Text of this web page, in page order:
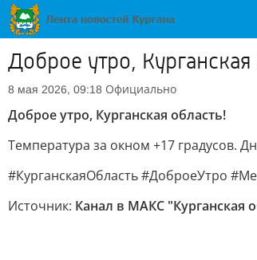
Доброе утро, Курганская
8 мая 2026, 09:18 Официально
Доброе утро, Курганская область!
Температура за окном +17 градусов.
#КурганскаяОбласть #ДоброеУтро
Источник: Канал в МАКС "Курганская